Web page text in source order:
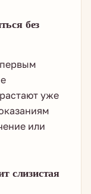
без
уже
или
слизистая